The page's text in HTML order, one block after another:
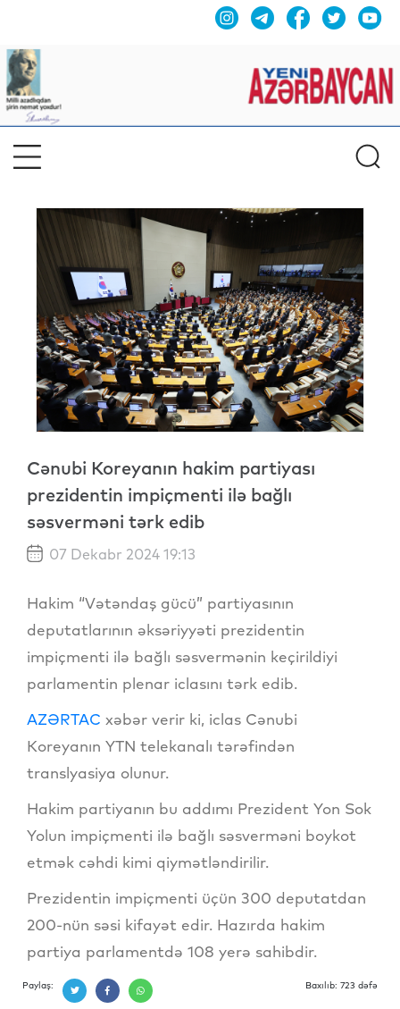
Cənubi Koreyanın hakim partiyası
prezidentin impiçmenti ilə bağlı
səsverməni tərk edib
07 Dekabr 2024 19:13
Hakim “Vətəndaş gücü” partiyasının
deputatlarının əksəriyyəti prezidentin
impiçmenti ilə bağlı səsvermənin keçirildiyi
parlamentin plenar iclasını tərk edib.
AZƏRTAC xəbər verir ki, iclas Cənubi
Koreyanın YTN telekanalı tərəfindən
translyasiya olunur.
Hakim partiyanın bu addımı Prezident Yon Sok
Yolun impiçmenti ilə bağlı səsverməni boykot
etmək cəhdi kimi qiymətləndirilir.
Prezidentin impiçmenti üçün 300 deputatdan
200-nün səsi kifayət edir. Hazırda hakim
partiya parlamentdə 108 yerə sahibdir.
Paylaş: Baxılıb: 723 dəfə